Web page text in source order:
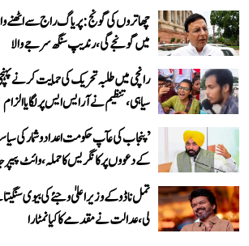
چھاتروں کی گونج: پریاگ راج سے اٹھنے
میں گونجے گی، رندیپ سنگھ سرجے والا
رانچی میں طلبہ تحریک کی حمایت کرنے پہنچی
سیاہی، تنظیم نے آر ایس ایس پر لگایا الزام
’پنجاب کی عآپ حکومت اعداد و شمار کی
کے دعووں پر کانگریس کا حملہ، وائٹ
تمل ناڈو کے وزیر اعلیٰ وجئے کی بیوی
لی، عدالت نے مقدمے کا کیا نمٹارا